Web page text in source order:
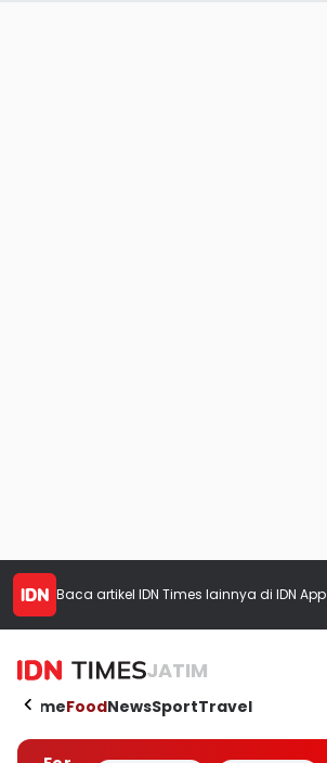
Baca artikel IDN Times lainnya di IDN App
JATIM
HomeFoodNewsSportTravel